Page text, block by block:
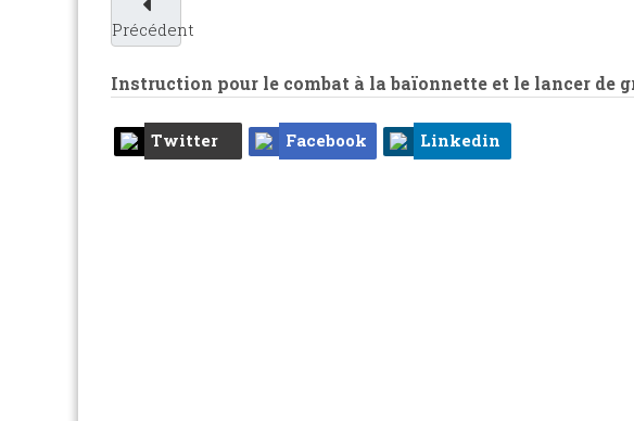
Précédent
Instruction pour le combat à la baïonnette et le lancer de
Twitter Facebook Linkedin